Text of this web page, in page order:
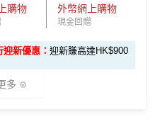
購物 外幣網上購物
現金回贈
迎新優惠： 迎新賺高達HK$900
多